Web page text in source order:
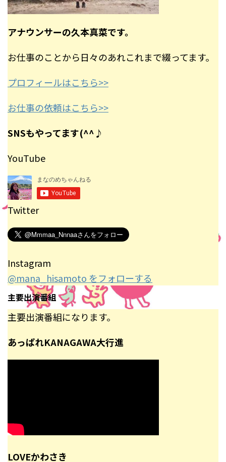
アナウンサーの久本真菜です。
お仕事のことから日々のあれこれまで綴ってます。
プロフィールはこちら>>
お仕事の依頼はこちら>>
SNSもやってます(^^♪
YouTube
Twitter
Instagram
@mana_hisamoto をフォローする
主要出演番組
主要出演番組になります。
あっぱれKANAGAWA大行進
LOVEかわさき